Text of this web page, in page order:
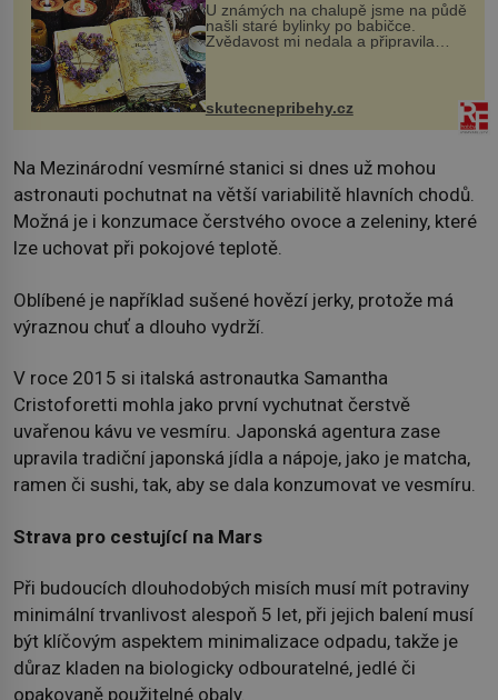
U známých na chalupě jsme na půdě
našli staré bylinky po babičce.
Zvědavost mi nedala a připravila
jsem si z nich lektvar… Zimní pobyt
na chalupě se pro mě vlastní vinou
změnil v děsivý zážitek, na kt...
skutecnepribehy.cz
Na Mezinárodní vesmírné stanici si dnes už mohou
astronauti pochutnat na větší variabilitě hlavních chodů.
Možná je i konzumace čerstvého ovoce a zeleniny, které
lze uchovat při pokojové teplotě.
Oblíbené je například sušené hovězí jerky, protože má
výraznou chuť a dlouho vydrží.
V roce 2015 si italská astronautka Samantha
Cristoforetti mohla jako první vychutnat čerstvě
uvařenou kávu ve vesmíru. Japonská agentura zase
upravila tradiční japonská jídla a nápoje, jako je matcha,
ramen či sushi, tak, aby se dala konzumovat ve vesmíru.
Strava pro cestující na Mars
Při budoucích dlouhodobých misích musí mít potraviny
minimální trvanlivost alespoň 5 let, při jejich balení musí
být klíčovým aspektem minimalizace odpadu, takže je
důraz kladen na biologicky odbouratelné, jedlé či
opakovaně použitelné obaly.